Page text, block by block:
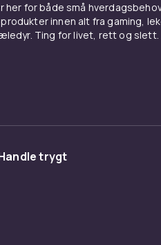
her for både små
innen alt fra gaming,
Ting for livet, rett og slett.
trygt